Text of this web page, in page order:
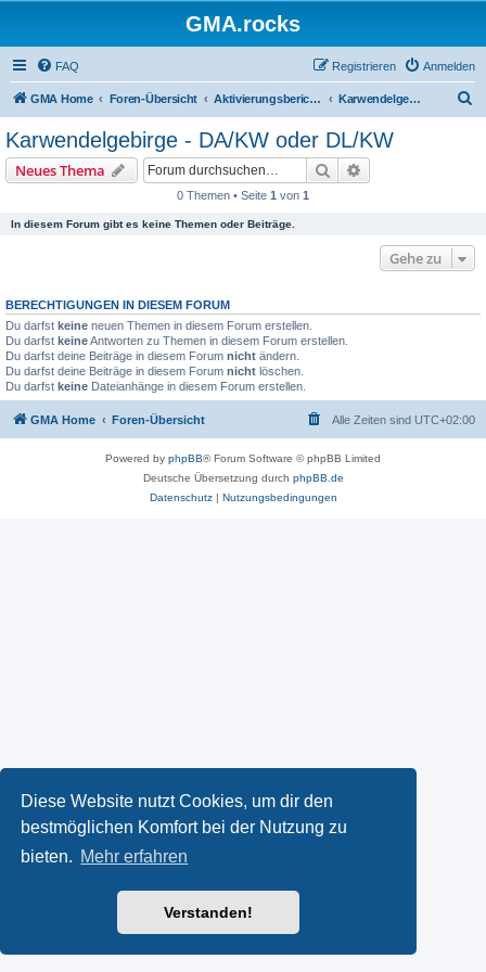
Diese Website nutzt Cookies, um dir den
bestmöglichen Komfort bei der Nutzung zu
bieten. Mehr erfahren
Verstanden!
GMA.rocks
FAQ Anmelden
Registrieren
GMA Home Foren-Übersicht Aktivierungsberichte / Activity Reports Karwendelgebirge - DA/KW oder DL/KW
Karwendelgebirge - DA/KW oder DL/KW
Neues Thema Suche
0 Themen • Seite 1 von 1
In diesem Forum gibt es keine Themen oder Beiträge.
Gehe zu
BERECHTIGUNGEN IN DIESEM FORUM
Du darfst keine neuen Themen in diesem Forum erstellen.
Du darfst keineAntworten zu Themen in diesem Forum erstellen.
Du darfst deine Beiträge in diesem Forum nicht ändern.
Du darfst deine Beiträge in diesem Forum nicht löschen.
Du darfst keine Dateianhänge in diesem Forum erstellen.
GMA Home Foren-Übersicht Alle Zeiten sind UTC+02:00
Powered by phpBB® Forum Software © phpBB Limited
Deutsche Übersetzung durch phpBB.de
Datenschutz| Nutzungsbedingungen